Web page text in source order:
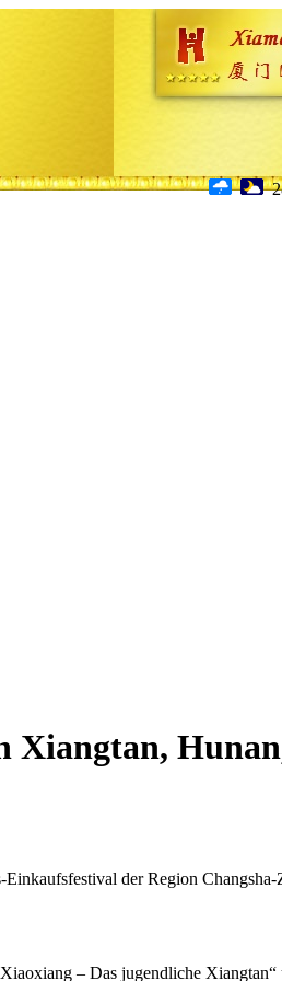
Xiangtan,
der Region
– Das jugendliche Xiangtan“